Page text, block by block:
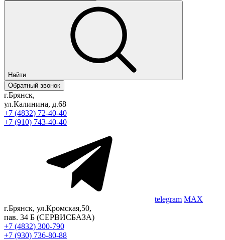
Найти
Обратный звонок
г.Брянск,
ул.Калинина, д.68
+7 (4832) 72-40-40
+7 (910) 743-40-40
telegram MAX
г.Брянск, ул.Кромская,50,
пав. 34 Б (СЕРВИСБАЗА)
+7 (4832) 300-790
+7 (930) 736-80-88